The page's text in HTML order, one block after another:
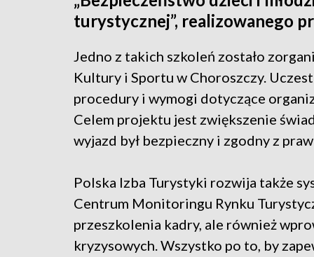
turystycznej”, realizowanego
Jedno z takich szkoleń zostało
Kultury i Sportu w Choroszczy.
procedury i wymogi dotyczące
Celem projektu jest zwiększenie
wyjazd był bezpieczny i zgodny z
Polska Izba Turystyki rozwija także
Centrum Monitoringu Rynku
przeszkolenia kadry, ale również
kryzysowych. Wszystko po to, by